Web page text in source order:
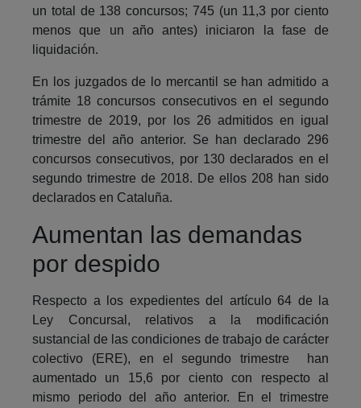
un total de 138 concursos; 745 (un 11,3 por ciento
menos que un año antes) iniciaron la fase de
liquidación.
En los juzgados de lo mercantil se han admitido a
trámite 18 concursos consecutivos en el segundo
trimestre de 2019, por los 26 admitidos en igual
trimestre del año anterior. Se han declarado 296
concursos consecutivos, por 130 declarados en el
segundo trimestre de 2018. De ellos 208 han sido
declarados en Cataluña.
Aumentan las demandas
por despido
Respecto a los expedientes del artículo 64 de la
Ley Concursal, relativos a la modificación
sustancial de las condiciones de trabajo de carácter
colectivo (ERE), en el segundo trimestre han
aumentado un 15,6 por ciento con respecto al
mismo periodo del año anterior. En el trimestre